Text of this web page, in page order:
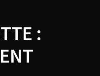
: